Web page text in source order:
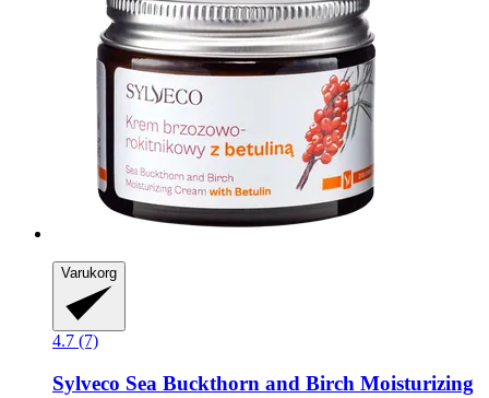
Varukorg
4.7 (7)
Sylveco Sea Buckthorn and Birch Moisturizing